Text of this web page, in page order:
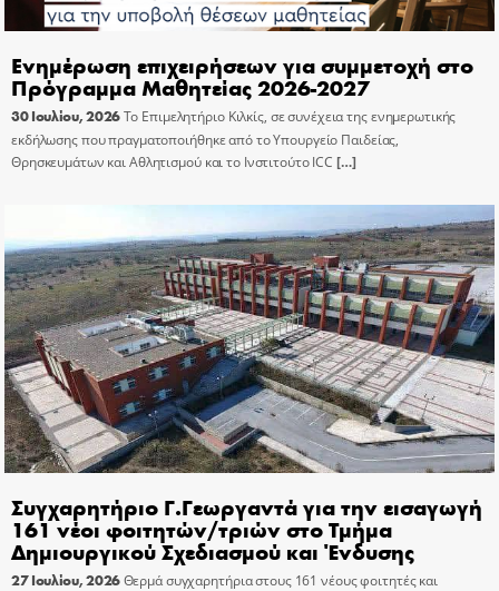
Ενημέρωση επιχειρήσεων για συμμετοχή στο
Πρόγραμμα Μαθητείας 2026-2027
30 Ιουλίου, 2026Το Επιμελητήριο Κιλκίς, σε συνέχεια της ενημερωτικής
εκδήλωσης που πραγματοποιήθηκε από το Υπουργείο Παιδείας,
Θρησκευμάτων και Αθλητισμού και το Ινστιτούτο ICC […]
Συγχαρητήριο Γ.Γεωργαντά για την εισαγωγή
161 νέοι φοιτητών/τριών στο Τμήμα
Δημιουργικού Σχεδιασμού και Ένδυσης
27 Ιουλίου, 2026Θερμά συγχαρητήρια στους 161 νέους φοιτητές και